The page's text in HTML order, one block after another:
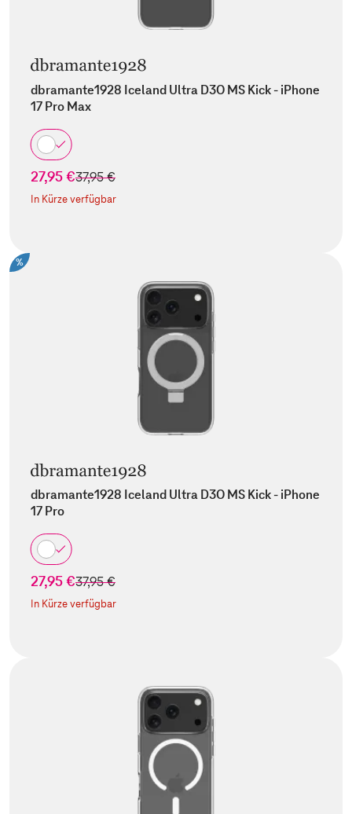
dbramante1928 Iceland Ultra D3O MS Kick - iPhone
17 Pro Max
27,95 €statt
37,95 €
In Kürze verfügbar
%
dbramante1928 Iceland Ultra D3O MS Kick - iPhone
17 Pro
27,95 €statt
37,95 €
In Kürze verfügbar